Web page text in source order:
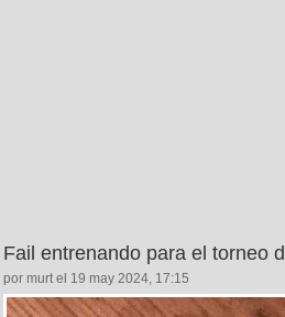
Fail entrenando para el torneo
por murt el 19 may 2024, 17:15